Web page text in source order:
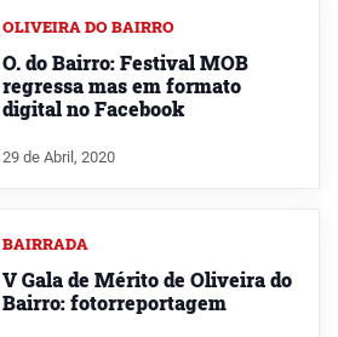
OLIVEIRA DO BAIRRO
O. do Bairro: Festival MOB
regressa mas em formato
digital no Facebook
29 de Abril, 2020
BAIRRADA
V Gala de Mérito de Oliveira do
Bairro: fotorreportagem